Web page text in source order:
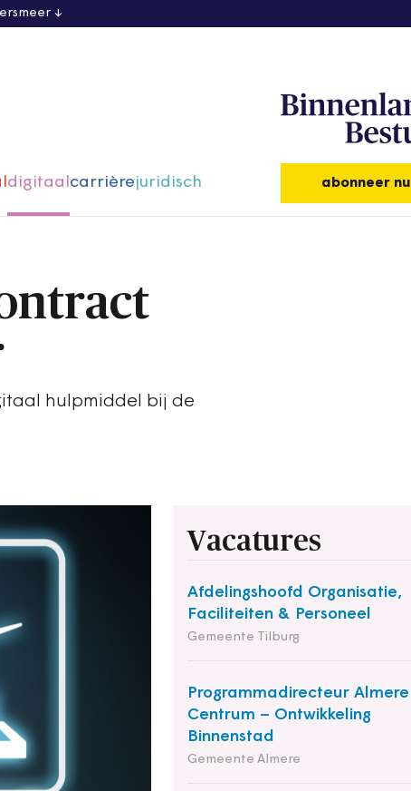
meer
digitaalcarrièrejuridisch abonneer nu
hulpmiddel bij de
Vacatures
Afdelingshoofd Organisatie,
Faciliteiten & Personeel
Gemeente Tilburg
Programmadirecteur Almere
Centrum – Ontwikkeling
Binnenstad
Gemeente Almere